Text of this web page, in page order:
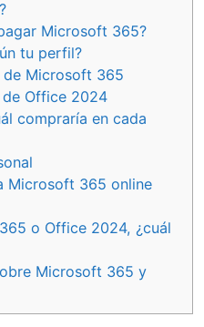
Microsoft 365?
tu perfil?
de Microsoft 365
de Office 2024
compraría en cada
Microsoft 365 online
o Office 2024, ¿cuál
Microsoft 365 y